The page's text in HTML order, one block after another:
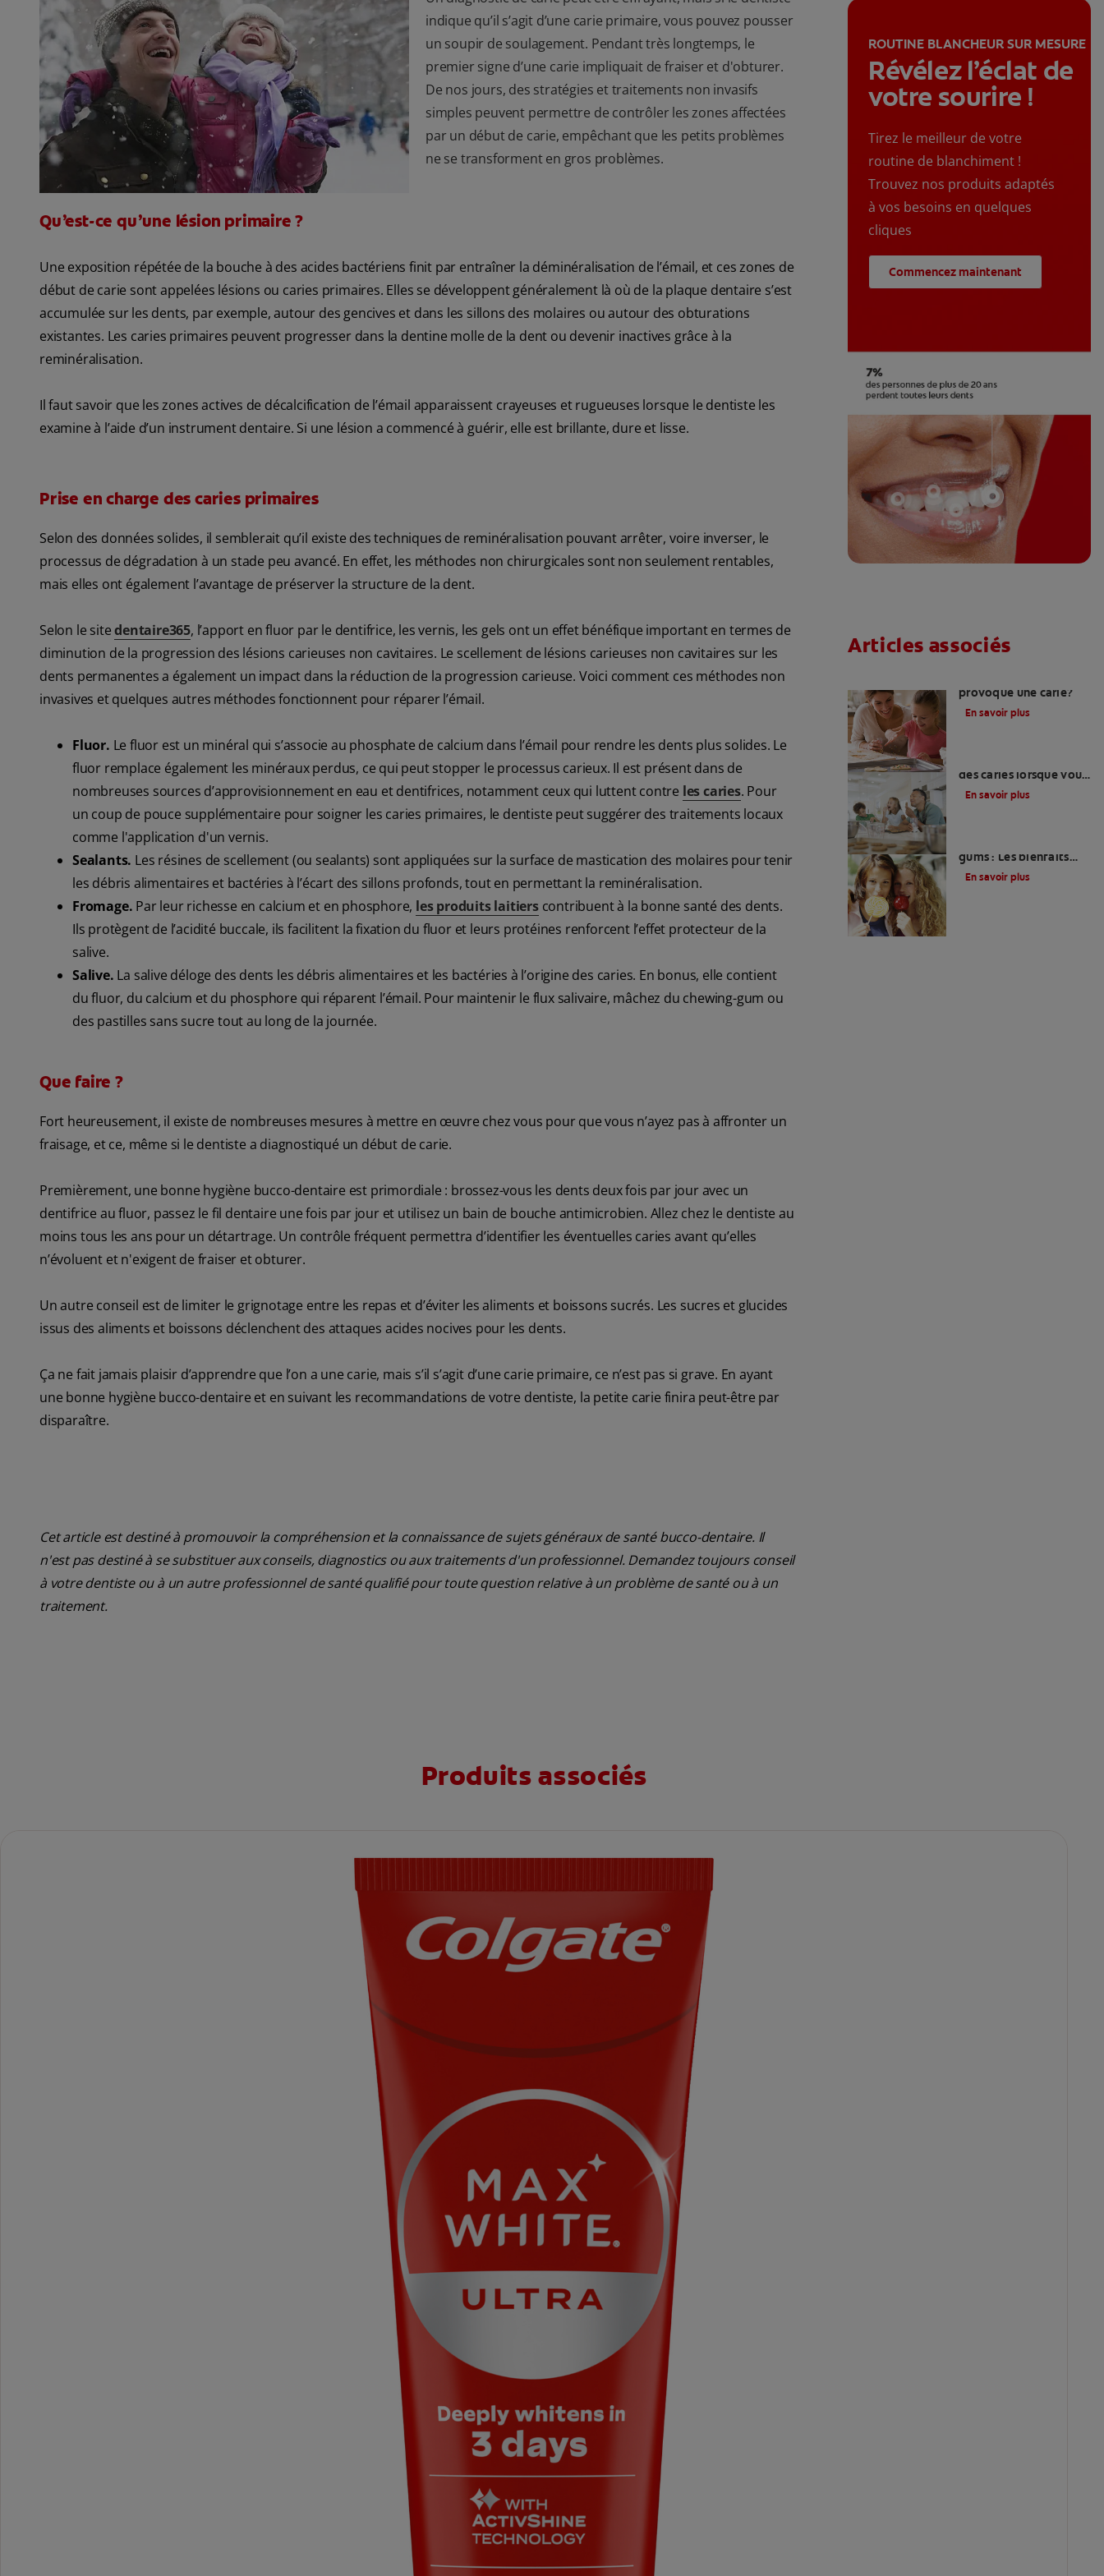
indique qu’il s’agit d’une carie primaire, vous pouvez pousser
un soupir de soulagement. Pendant très longtemps, le
premier signe d’une carie impliquait de fraiser et d'obturer.
De nos jours, des stratégies et traitements non invasifs
simples peuvent permettre de contrôler les zones affectées
par un début de carie, empêchant que les petits problèmes
ne se transforment en gros problèmes.
Qu’est-ce qu’une lésion primaire ?
Une exposition répétée de la bouche à des acides bactériens finit par entraîner la déminéralisation de l’émail, et ces zones de
début de carie sont appelées lésions ou caries primaires. Elles se développent généralement là où de la plaque dentaire s’est
accumulée sur les dents, par exemple, autour des gencives et dans les sillons des molaires ou autour des obturations
existantes. Les caries primaires peuvent progresser dans la dentine molle de la dent ou devenir inactives grâce à la
reminéralisation.
Il faut savoir que les zones actives de décalcification de l’émail apparaissent crayeuses et rugueuses lorsque le dentiste les
examine à l’aide d’un instrument dentaire. Si une lésion a commencé à guérir, elle est brillante, dure et lisse.
Prise en charge des caries primaires
Selon des données solides, il semblerait qu’il existe des techniques de reminéralisation pouvant arrêter, voire inverser, le
processus de dégradation à un stade peu avancé. En effet, les méthodes non chirurgicales sont non seulement rentables,
mais elles ont également l’avantage de préserver la structure de la dent.
Selon le sitedentaire365, l’apport en fluor par le dentifrice, les vernis, les gels ont un effet bénéfique important en termes de
diminution de la progression des lésions carieuses non cavitaires. Le scellement de lésions carieuses non cavitaires sur les
dents permanentes a également un impact dans la réduction de la progression carieuse. Voici comment ces méthodes non
invasives et quelques autres méthodes fonctionnent pour réparer l’émail.
Fluor. Le fluor est un minéral qui s’associe au phosphate de calcium dans l’émail pour rendre les dents plus solides. Le
fluor remplace également les minéraux perdus, ce qui peut stopper le processus carieux. Il est présent dans de
nombreuses sources d’approvisionnement en eau et dentifrices, notamment ceux qui luttent contre les caries. Pour
un coup de pouce supplémentaire pour soigner les caries primaires, le dentiste peut suggérer des traitements locaux
comme l'application d'un vernis.
Sealants. Les résines de scellement (ou sealants) sont appliquées sur la surface de mastication des molaires pour tenir
les débris alimentaires et bactéries à l’écart des sillons profonds, tout en permettant la reminéralisation.
Fromage. Par leur richesse en calcium et en phosphore, les produits laitiers contribuent à la bonne santé des dents.
Ils protègent de l’acidité buccale, ils facilitent la fixation du fluor et leurs protéines renforcent l’effet protecteur de la
salive.
Salive. La salive déloge des dents les débris alimentaires et les bactéries à l’origine des caries. En bonus, elle contient
du fluor, du calcium et du phosphore qui réparent l’émail. Pour maintenir le flux salivaire, mâchez du chewing-gum ou
des pastilles sans sucre tout au long de la journée.
Que faire ?
Fort heureusement, il existe de nombreuses mesures à mettre en œuvre chez vous pour que vous n’ayez pas à affronter un
fraisage, et ce, même si le dentiste a diagnostiqué un début de carie.
Premièrement, une bonne hygiène bucco-dentaire est primordiale : brossez-vous les dents deux fois par jour avec un
dentifrice au fluor, passez le fil dentaire une fois par jour et utilisez un bain de bouche antimicrobien. Allez chez le dentiste au
moins tous les ans pour un détartrage. Un contrôle fréquent permettra d’identifier les éventuelles caries avant qu’elles
n’évoluent et n'exigent de fraiser et obturer.
Un autre conseil est de limiter le grignotage entre les repas et d’éviter les aliments et boissons sucrés. Les sucres et glucides
issus des aliments et boissons déclenchent des attaques acides nocives pour les dents.
Ça ne fait jamais plaisir d’apprendre que l’on a une carie, mais s’il s’agit d’une carie primaire, ce n’est pas si grave. En ayant
une bonne hygiène bucco-dentaire et en suivant les recommandations de votre dentiste, la petite carie finira peut-être par
disparaître.
Cet article est destiné à promouvoir la compréhension et la connaissance de sujets généraux de santé bucco-dentaire. Il
n'est pas destiné à se substituer aux conseils, diagnostics ou aux traitements d'un professionnel. Demandez toujours conseil
à votre dentiste ou à un autre professionnel de santé qualifié pour toute question relative à un problème de santé ou à un
traitement.
ROUTINE BLANCHEUR SUR MESURE
Révélez l’éclat de
votre sourire !
Tirez le meilleur de votre
routine de blanchiment !
Trouvez nos produits adaptés
à vos besoins en quelques
cliques
Commencez maintenant
Articles associés
provoque une carie?
En savoir plus
des caries lorsque vous
êtes amateur de
sucreries ?
En savoir plus
gums : Les bienfaits
pour la santé de votre
En savoir plus
Produits associés